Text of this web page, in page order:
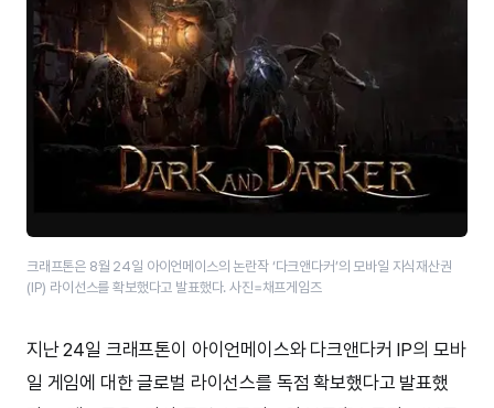
크래프톤은 8월 24일 아이언메이스의 논란작 ‘다크앤다커’의 모바일 지식재산권
(IP) 라이선스를 확보했다고 발표했다. 사진=채프게임즈
지난 24일 크래프톤이 아이언메이스와 다크앤다커 IP의 모바
일 게임에 대한 글로벌 라이선스를 독점 확보했다고 발표했